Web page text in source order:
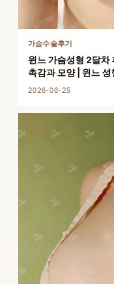
가슴수술후기
윈느 가슴성형 2달차
촉감과 모양 | 윈느
2026-06-25